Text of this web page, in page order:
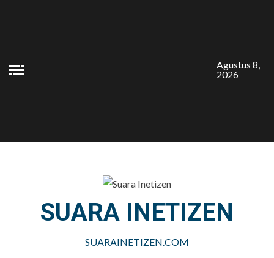
Agustus 8,
2026
SUARA INETIZEN
SUARAINETIZEN.COM